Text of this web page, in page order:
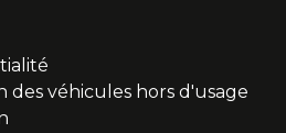
des véhicules hors d'usage